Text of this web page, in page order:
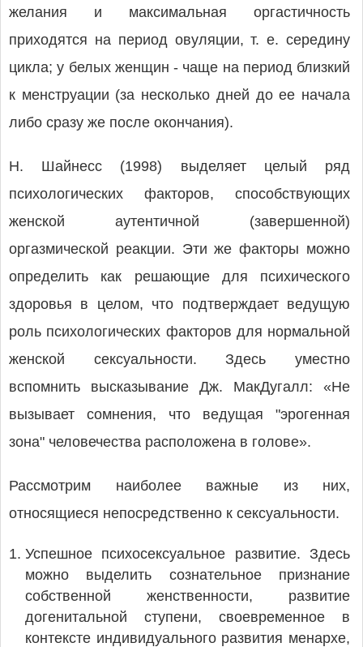
желания и максимальная оргастичность
приходятся на период овуляции, т. е. середину
цикла; у белых женщин - чаще на период близкий
к менструации (за несколько дней до ее начала
либо сразу же после окончания).
Н. Шайнесс (1998) выделяет целый ряд
психологических факторов, способствующих
женской аутентичной (завершенной)
оргазмической реакции. Эти же факторы можно
определить как решающие для психического
здоровья в целом, что подтверждает ведущую
роль психологических факторов для нормальной
женской сексуальности. Здесь уместно
вспомнить высказывание Дж. МакДугалл: «Не
вызывает сомнения, что ведущая "эрогенная
зона" человечества расположена в голове».
Рассмотрим наиболее важные из них,
относящиеся непосредственно к сексуальности.
Успешное психосексуальное развитие. Здесь
можно выделить сознательное признание
собственной женственности, развитие
догенитальной ступени, своевременное в
контексте индивидуального развития менархе,